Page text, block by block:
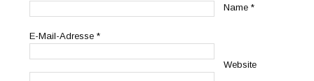
Name*
E-Mail-Adresse*
Website